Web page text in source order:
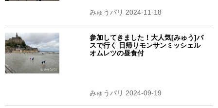
みゅうパリ 2024-11-18
参加してきました！大人気[みゅう]バ
スで行く 日帰りモンサンミッシェル
オムレツの昼食付
みゅうパリ 2024-09-19